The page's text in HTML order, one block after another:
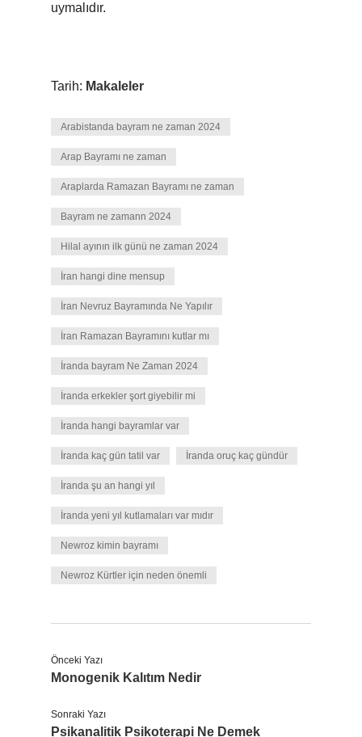
uymalıdır.
Tarih: Makaleler
Arabistanda bayram ne zaman 2024
Arap Bayramı ne zaman
Araplarda Ramazan Bayramı ne zaman
Bayram ne zamann 2024
Hilal ayının ilk günü ne zaman 2024
İran hangi dine mensup
İran Nevruz Bayramında Ne Yapılır
İran Ramazan Bayramını kutlar mı
İranda bayram Ne Zaman 2024
İranda erkekler şort giyebilir mi
İranda hangi bayramlar var
İranda kaç gün tatil var İranda oruç kaç gündür
İranda şu an hangi yıl
İranda yeni yıl kutlamaları var mıdır
Newroz kimin bayramı
Newroz Kürtler için neden önemli
Önceki Yazı
Monogenik Kalıtım Nedir
Sonraki Yazı
Psikanalitik Psikoterapi Ne Demek